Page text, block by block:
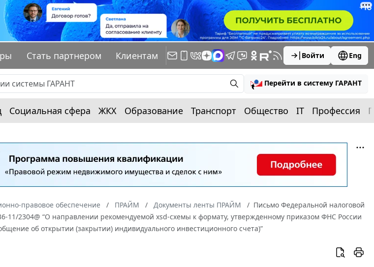
Стать партнером Клиентам Войти Eng
Перейти в систему ГАРАНТ
Социальная сфера ЖКХ Образование Транспорт Общество IT Профессия
правовое обеспечение ПРАЙМ Документы ленты ПРАЙМ
Письмо Федеральной налоговой
11/2304@ “О направлении рекомендуемой xsd-схемы к формату, утвержденному приказом ФНС России
об открытии (закрытии) индивидуального инвестиционного счета)”